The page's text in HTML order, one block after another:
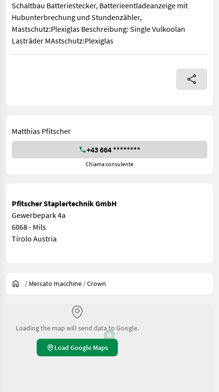
Schaltbau Batteriestecker, Batterieentladeanzeige mit
Hubunterbrechung und Stundenzähler,
Mastschutz:Plexiglas Beschreibung: Single Vulkoolan
Lasträder MAstschutz:Plexiglas
Bauart: Lagertechnik / Hochhubwagen, Tragkraft: 1200kg,
Matthias Pfitscher
+43 664 ********
Chiama consulente
Pfitscher Staplertechnik GmbH
Gewerbepark 4a
6068 - Mils
Tirolo Austria
/ Mercato macchine /Crown
Loading the map will send data to Google.
Load Google Maps